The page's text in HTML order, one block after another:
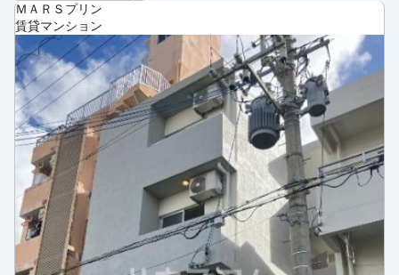
ＭＡＲＳプリン
賃貸マンション